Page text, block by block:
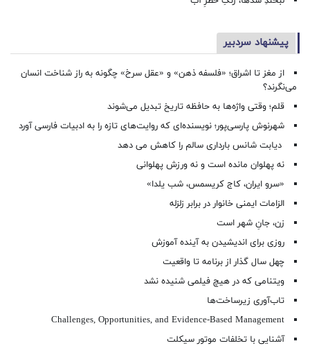
پیشنهاد سردبیر
از مغز تا اشراق؛ «فلسفه ذهن» و «عقل سرخ» چگونه به راز شناخت انسان
می‌نگرند؟
قلم؛ وقتی واژه‌ها به حافظه تاریخ تبدیل می‌شوند
شهرنوش پارسی‌پور؛ نویسنده‌ای که روایت‌های تازه را به ادبیات فارسی آورد
دیابت شانس بارداری سالم را کاهش می دهد
نه پهلوان مانده است و نه ورزش پهلوانی
«سرو ایران، کاج کریسمس، شب یلدا»
الزامات ایمنی خانوار در برابر زلزله
زن، جانِ شهر است
روزی برای اندیشیدن به آینده آموزش
چهل سال گذار از برنامه تا واقعیت
ویتنامی که در هیچ فیلمی شنیده نشد
تاب‌آوری زیرساخت‌ها
Challenges, Opportunities, and Evidence-Based Management
آشنایی با تخلفات موتور سیکلت